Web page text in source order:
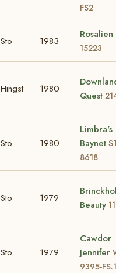
FS2
Sto 1983
Rosalien
15223
Hingst 1980
Quest
Sto 1980
Limbra's
Baynet
8618
Sto 1979
Beauty
Sto 1979
Cawdor
Jennifer
9395-FS.1